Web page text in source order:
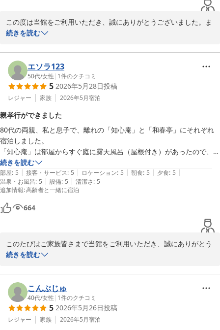
この度は当館をご利用いただき、誠にありがとうございました。ま
た、素敵なお写真とともにご投稿いただき、心より感謝申し上げま
す。
当館ならではの老舗の趣やお庭の散策、またリニューアルしたお部
屋をお気に召していただけたとのこと、大変嬉しく拝見いたしまし
た。混浴大露天風呂につきましても、その広さや雰囲気をお楽しみ
いただけたようで何よりでございます。
にお過ごしいただけたとのお言葉をいただき、大変光栄に存じま
す。
一方で、お食事につきましては貴重なご意見をお寄せいただきあり
がとうございます。いただいたご感想のとおり、伝統を大切にしな
がらも、時代に合わせた工夫や新しさを取り入れることは大切な課
題であると考えております。今後の献立づくりや盛り付けの参考と
して、真摯に受け止めさせていただきます。
これからも歴史ある旅館ならではの魅力と、より快適でご満足いた
だけるサービスの両立を目指してまいります。また機会がございま
したら、ぜひ季節を変えてお越しくださいませ。スタッフ一同、心
玉造温泉 湯之助の宿 長楽園
2026-06-08
続きを読む
エソラ123
50代/女性 | 1件のクチコミ
5 2026年5月28日投稿
レジャー 家族 2026年5月宿泊
親孝行ができました
80代の両親、私と息子で、離れの「知心庵」と「和春亭」にそれぞれ
宿泊しました。
「知心庵」は部屋からすぐ庭に露天風呂（屋根付き）があったので、年
老いた親には使いやすく、夜と朝にも入っていました。
2つの個室を廊下で繋げてもらったのですが、それぞれの部屋3つに玄
関も広いので、慣れるまで行き来するのに迷いました笑。
旅館の方は皆さん親切でした。
玉造温泉駅から一番早いシャトルバスで3時半に到着、天皇御座所、庭
園の見学をしました。
夕食は真鯛のお刺身、島根和牛のしゃぶしゃぶ、のどぐろ若狭焼き、天
麩羅などとても豪華で品数がとても多く、最後のデザートまで本当に贅
沢でした。
朝食も品数たくさんとても美味しかったです。
お部屋はもったいないくらい広々としていました。
あっという間のひとときでした。
布団ではなくベッドなところも足腰が弱い老人には良かったようです。
ぜひまた利用させていただきたいです。
続きを読む
部屋: 5 | 接客・サービス: 5 | ロケーション: 5 | 朝食: 5 | 夕食: 5 |
温泉・お風呂: 5 | 設備: 5 | 清潔さ: 5
追加情報:高齢者と一緒に宿泊
664
このたびはご家族皆さまで当館をご利用いただき、誠にありがとう
ございました。また、ご両親との大切なご旅行に当館をお選びいた
「知心庵」の露天風呂をお父様お母様にも快適にご利用いただけた
ご様子や、ベッドでゆっくりお休みいただけたとのお言葉に、スタ
ッフ一同安堵しております。離れのお部屋は広さや造りゆえ、最初
は少し迷われたとのことですが、ご家族皆さまでお過ごしいただく
特別な時間となっておりましたら幸いです。
続きを読む
こんぶじゅ
40代/女性 | 1件のクチコミ
5 2026年5月26日投稿
レジャー 家族 2026年5月宿泊